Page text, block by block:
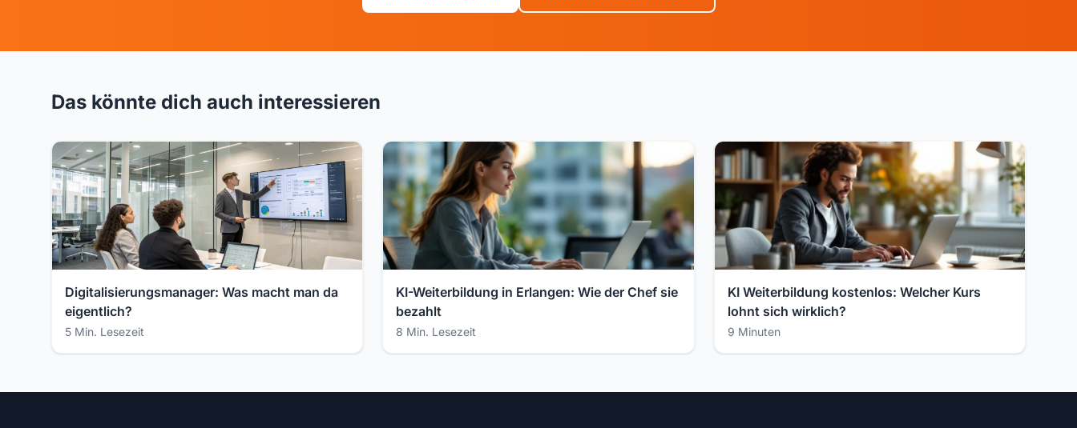
Das könnte dich auch interessieren
Digitalisierungsmanager: Was macht man da
eigentlich?
5 Min. Lesezeit
KI-Weiterbildung in Erlangen: Wie der Chef sie
bezahlt
8 Min. Lesezeit
KI Weiterbildung kostenlos: Welcher Kurs
lohnt sich wirklich?
9 Minuten